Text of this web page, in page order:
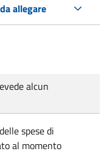
allegare
alcun
spese di
al momento